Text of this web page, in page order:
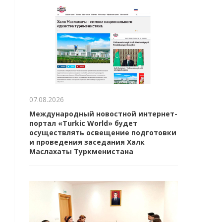
07.08.2026
Международный новостной интернет-
портал «Turkic World» будет
осуществлять освещение подготовки
и проведения заседания Халк
Маслахаты Туркменистана